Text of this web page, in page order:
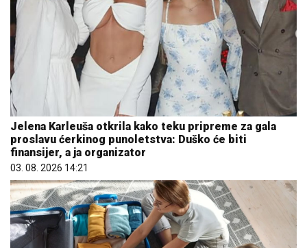
Jelena Karleuša otkrila kako teku pripreme za gala
proslavu ćerkinog punoletstva: Duško će biti
finansijer, a ja organizator
03. 08. 2026 14:21